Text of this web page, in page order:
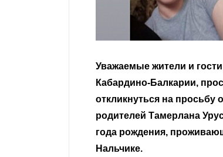
Уважаемые земляки и все
неравнодушные граждане.
Читать далее